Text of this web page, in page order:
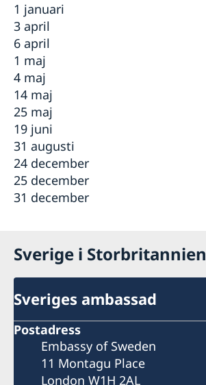
1 januari
3 april
6 april
1 maj
4 maj
14 maj
25 maj
19 juni
31 augusti
24 december
25 december
31 december
Sverige i Storbritannien
Sveriges ambassad
Postadress
Embassy of Sweden
11 Montagu Place
London W1H 2AL